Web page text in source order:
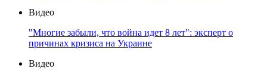
Видео
"Многие забыли, что война идет 8 лет": эксперт о
причинах кризиса на Украине
Видео